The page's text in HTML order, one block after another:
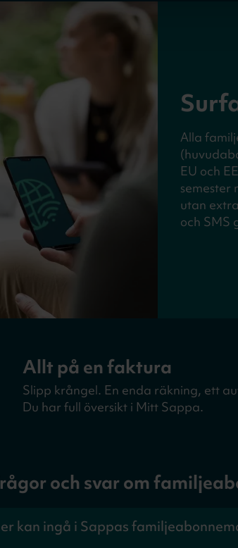
Alla
EU och
semester
utan
och SMS
Allt på en faktura
Slipp krångel. En enda räkning, ett
Du har full översikt i Mitt Sappa.
och svar om
kan ingå i Sappas